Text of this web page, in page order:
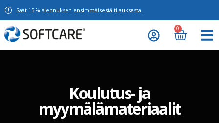
Saat 15 % alennuksen ensimmäisestä tilauksesta.
0
Koulutus- ja
myymälämateriaalit